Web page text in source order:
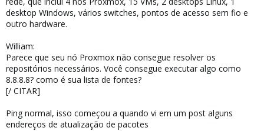
desktop Windows, vários switches, pontos de acesso sem fio e
outro hardware.
William:
Parece que seu nó Proxmox não consegue resolver os
repositórios necessários. Você consegue executar algo como
8.8.8.8? como é sua lista de fontes?
[/ CITAR]
Ping normal, isso começou a quando vi em um post alguns
endereços de atualização de pacotes